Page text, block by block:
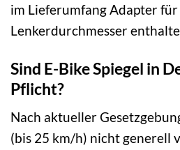
im Lieferumfang Adapter
Lenkerdurchmesser
Sind E-Bike Spiegel in
Pflicht?
Nach aktueller
(bis 25 km/h) nicht generell